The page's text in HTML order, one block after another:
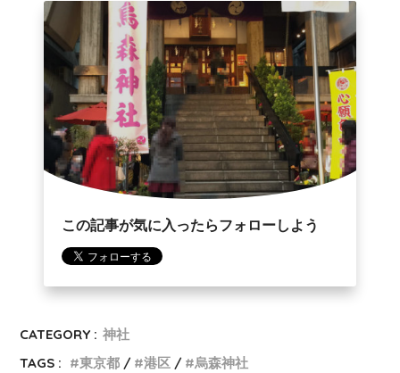
この記事が気に入ったらフォローしよう
CATEGORY : 神社
TAGS :
東京都 港区 烏森神社